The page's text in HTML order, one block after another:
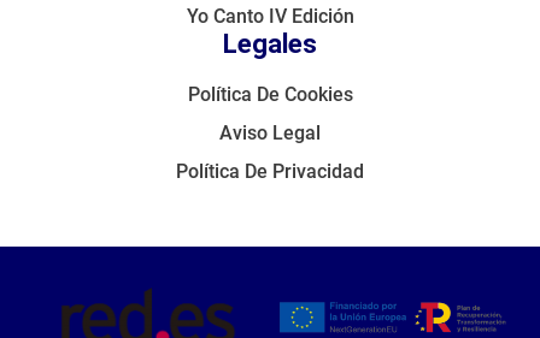
Yo Canto IV Edición
Legales
Política De Cookies
Aviso Legal
Política De Privacidad